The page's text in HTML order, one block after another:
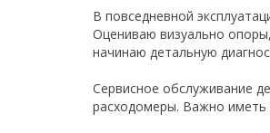
В повседневной
Оцениваю визуально
начинаю детальную
Сервисное обслуживание
расходомеры. Важно иметь